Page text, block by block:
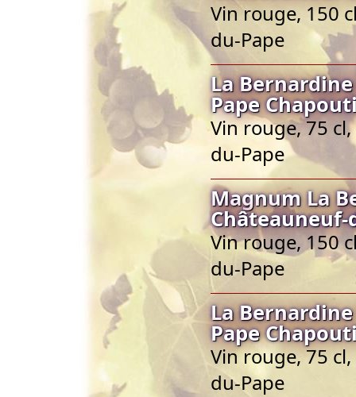
Vin rouge, 150
du-Pape
La
Pape
Vin rouge, 75
du-Pape
Magnum La
Châteauneuf-
Vin rouge, 150
du-Pape
La
Pape
Vin rouge, 75
du-Pape